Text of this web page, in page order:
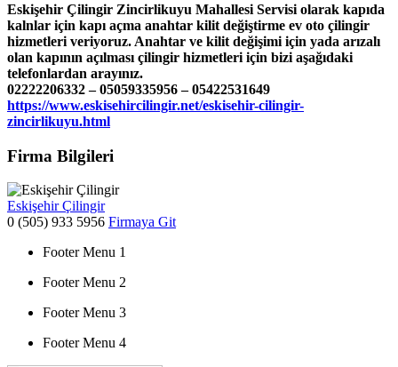
Eskişehir Çilingir Zincirlikuyu Mahallesi Servisi olarak kapıda
kalnlar için kapı açma anahtar kilit değiştirme ev oto çilingir
hizmetleri veriyoruz. Anahtar ve kilit değişimi için yada arızalı
olan kapının açılması çilingir hizmetleri için bizi aşağıdaki
telefonlardan arayınız.
02222206332 – 05059335956 – 05422531649
https://www.eskisehircilingir.net/eskisehir-cilingir-
zincirlikuyu.html
Firma Bilgileri
Eskişehir Çilingir
0 (505) 933 5956 Firmaya Git
Footer Menu 1
Footer Menu 2
Footer Menu 3
Footer Menu 4